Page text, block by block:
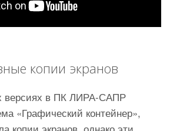
копии экранов
версиях в ПК ЛИРА-САПР
«Графический контейнер»,